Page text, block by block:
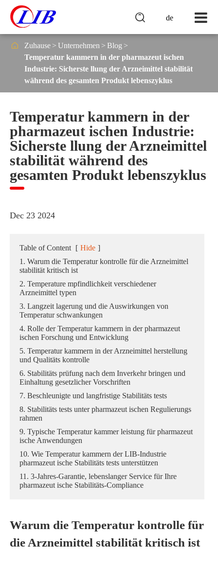
de

 Zuhause Unternehmen
Blog
Temperatur kammern in der pharmazeut ischen
Industrie: Sicherste llung der Arzneimittel stabilität
während des gesamten Produkt lebenszyklus
Temperatur kammern in der
pharmazeut ischen Industrie:
Sicherste llung der Arzneimittel
stabilität während des
gesamten Produkt lebenszyklus
Dec 23 2024
Table of Content [ Hide ]
1. Warum die Temperatur kontrolle für die Arzneimittel
stabilität kritisch ist
2. Temperature mpfindlichkeit verschiedener
Arzneimittel typen
3. Langzeit lagerung und die Auswirkungen von
Temperatur schwankungen
4. Rolle der Temperatur kammern in der pharmazeut
ischen Forschung und Entwicklung
5. Temperatur kammern in der Arzneimittel herstellung
und Qualitäts kontrolle
6. Stabilitäts prüfung nach dem Inverkehr bringen und
Einhaltung gesetzlicher Vorschriften
7. Beschleunigte und langfristige Stabilitäts tests
8. Stabilitäts tests unter pharmazeut ischen Regulierungs
rahmen
9. Typische Temperatur kammer leistung für pharmazeut
ische Anwendungen
10. Wie Temperatur kammern der LIB-Industrie
pharmazeut ische Stabilitäts tests unterstützen
11. 3-Jahres-Garantie, lebenslanger Service für Ihre
pharmazeut ische Stabilitäts-Compliance
Warum die Temperatur kontrolle für
die Arzneimittel stabilität kritisch ist